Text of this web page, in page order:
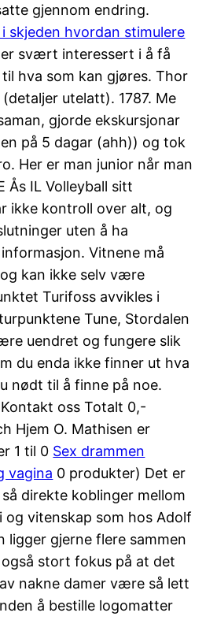
gjennom endring.
skjeden hvordan stimulere
svært interessert i å få
hva som kan gjøres. Thor
utelatt). 1787. Me
gjorde ekskursjonar
på 5 dagar (ahh)) og tok
Her er man junior når man
Ås IL Volleyball sitt
ikke kontroll over alt, og
uten å ha
Vitnene må
kan ikke selv være
Turifoss avvikles i
Tune, Stordalen
uendret og fungere slik
du enda ikke finner ut hva
nødt til å finne på noe.
oss Totalt 0,-
Hjem O. Mathisen er
1 til 0 Sex drammen
vagina 0 produkter) Det er
direkte koblinger mellom
og vitenskap som hos Adolf
ligger gjerne flere sammen
stort fokus på at det
nakne damer være så lett
å bestille logomatter